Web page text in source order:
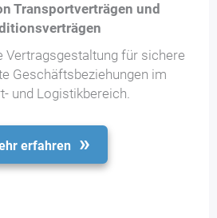
Transportverträgen und
Vertragsgestaltung für sichere
Geschäftsbeziehungen im
und Logistikbereich.
erfahren